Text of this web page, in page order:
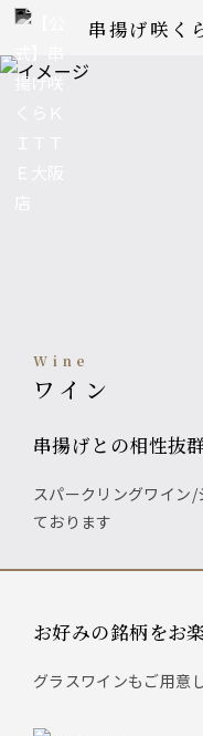
串揚げ咲く
wine
ワイン
串揚げとの相性
スパークリングワイン/シャンパン/グラスワインも取り揃え
ております
お好みの銘柄をお
グラスワインもご用意